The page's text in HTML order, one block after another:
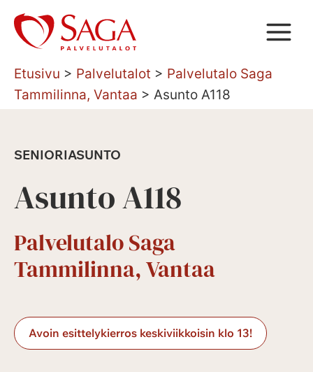
Siirry
sisältöön
Etusivu > Palvelutalot > Palvelutalo Saga
Tammilinna, Vantaa > Asunto A118
SENIORIASUNTO
Asunto A118
Palvelutalo Saga
Tammilinna, Vantaa
Avoin esittelykierros keskiviikkoisin klo 13!